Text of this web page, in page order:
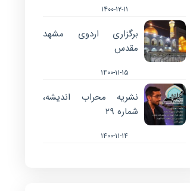
۱۴۰۰-۱۲-۱۱
برگزاری اردوی مشهد
مقدس
۱۴۰۰-۱۱-۱۵
نشریه محراب اندیشه،
شماره ۲۹
۱۴۰۰-۱۱-۱۴